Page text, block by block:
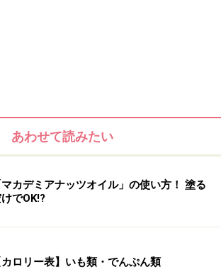
あわせて読みたい
マカデミアナッツオイル」の使い方！ 塗る
でOK!?
カロリー表】いも類・でんぷん類